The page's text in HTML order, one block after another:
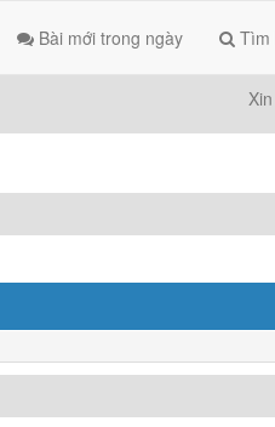
Bài mới trong ngày Tìm